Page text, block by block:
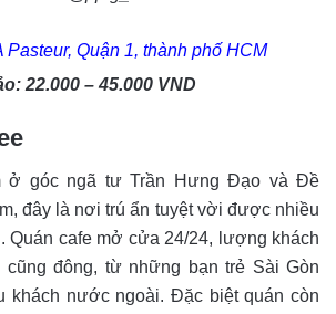
Pasteur, Quận 1, thành phố HCM
22.000 – 45.000 VND
ở góc ngã tư Trần Hưng Đạo và Đề
đây là nơi trú ẩn tuyệt vời được nhiều
Quán cafe mở cửa 24/24, lượng khách
cũng đông, từ những bạn trẻ Sài Gòn
khách nước ngoài. Đặc biệt quán còn